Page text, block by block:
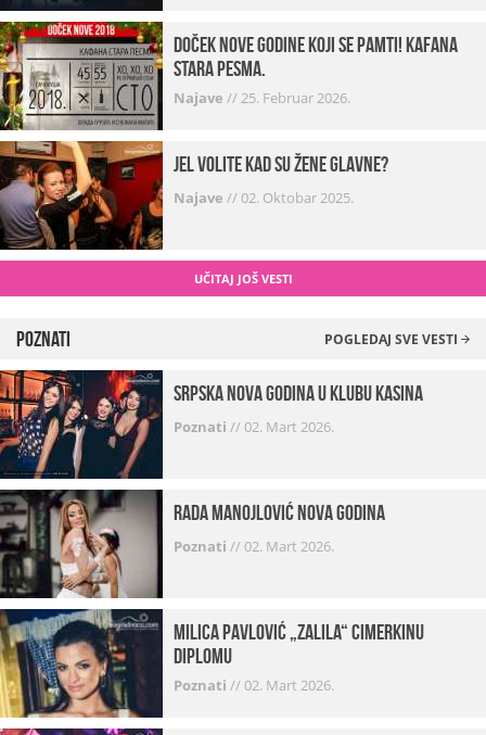
Doček Nove godine koji se pamti! Kafana
Stara pesma.
Najave //25. Februar 2026.
Jel volite kad su žene glavne?
Najave //02. Oktobar 2025.
UČITAJ JOŠ VESTI
Poznati POGLEDAJ SVE VESTI
Srpska Nova godina u klubu Kasina
Poznati //02. Mart 2026.
Rada Manojlović Nova godina
Poznati //02. Mart 2026.
Milica Pavlović „zalila“ cimerkinu
diplomu
Poznati //02. Mart 2026.